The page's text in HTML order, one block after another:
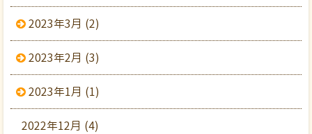
2023年3月 (2)
2023年2月 (3)
2023年1月 (1)
2022年12月 (4)